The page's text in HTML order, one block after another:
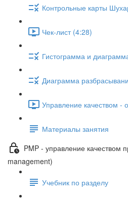
Контрольные карты
Чек-лист (4:28)
Гистограмма и
Диаграмма
Управление качеством
Материалы занятия
PMP - управление качеством
management)
Учебник по разделу